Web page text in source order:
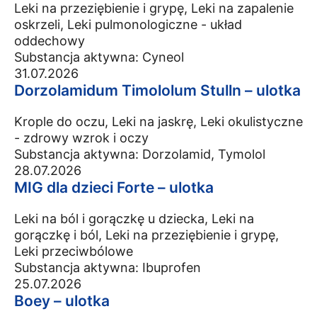
Leki na przeziębienie i grypę, Leki na zapalenie
oskrzeli, Leki pulmonologiczne - układ
oddechowy
Substancja aktywna: Cyneol
31.07.2026
Dorzolamidum Timololum Stulln – ulotka
Krople do oczu, Leki na jaskrę, Leki okulistyczne
- zdrowy wzrok i oczy
Substancja aktywna: Dorzolamid, Tymolol
28.07.2026
MIG dla dzieci Forte – ulotka
Leki na ból i gorączkę u dziecka, Leki na
gorączkę i ból, Leki na przeziębienie i grypę,
Leki przeciwbólowe
Substancja aktywna: Ibuprofen
25.07.2026
Boey – ulotka